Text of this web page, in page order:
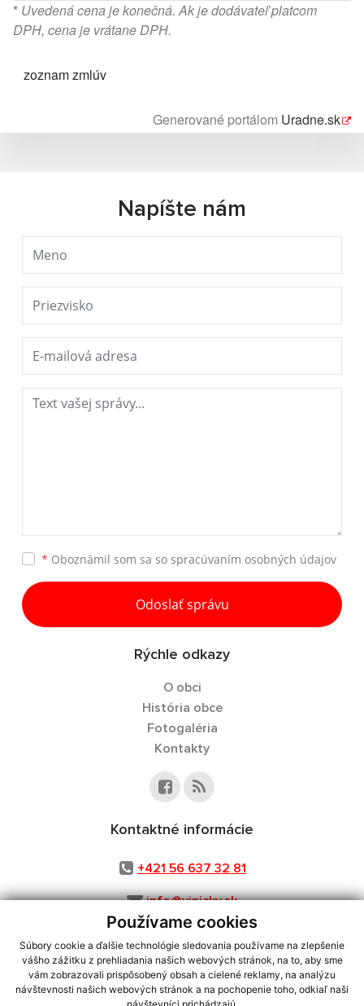
Používame cookies
Súbory cookie a ďalšie technológie sledovania používame na zlepšenie
vášho zážitku z prehliadania našich webových stránok, na to, aby sme
vám zobrazovali prispôsobený obsah a cielené reklamy, na analýzu
návštevnosti našich webových stránok a na pochopenie toho, odkiaľ naši
* Uvedená cena je konečná. Ak je dodávateľ platcom
DPH, cena je vrátane DPH.
zoznam zmlúv
Generované portálom Uradne.sk
Napíšte nám
* Oboznámil som sa so spracúvaním osobných údajov
Odoslať správu
Rýchle odkazy
O obci
História obce
Fotogaléria
Kontakty
Kontaktné informácie
+421 56 637 32 81
info@vinicky.sk
využite možnosť získavania aktuálnych informácií s využitím RSS
CMS systém (redakčný) systém ECHELON 2,Mapa stránok,web portál